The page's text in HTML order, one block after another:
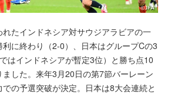
たインドネシア対サウジアラビアの一
に終わり（2-0）、日本はグループCの3
はインドネシアが暫定3位）と勝ち点10
した。来年3月20日の第7節バーレーン
の予選突破が決定。日本は8大会連続と